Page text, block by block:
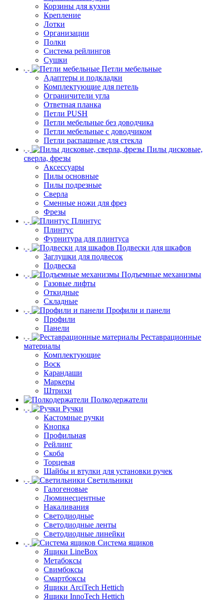
Корзины для кухни
Крепление
Лотки
Организации
Полки
Система рейлингов
Сушки
Петли мебельные
Адаптеры и подкладки
Комплектующие для петель
Ограничители угла
Ответная планка
Петли PUSH
Петли мебельные без доводчика
Петли мебельные с доводчиком
Петли распашные для стекла
Пилы дисковые,
сверла, фрезы
Аксессуары
Пилы основные
Пилы подрезные
Сверла
Сменные ножи для фрез
Фрезы
Плинтус
Плинтус
Фурнитура для плинтуса
Подвески для шкафов
Заглушки для подвесок
Подвеска
Подъемные механизмы
Газовые лифты
Откидные
Складные
Профили и панели
Профили
Панели
Реставрационные
материалы
Комплектующие
Воск
Карандаши
Маркеры
Штрихи
Полкодержатели
Ручки
Кастомные ручки
Кнопка
Профильная
Рейлинг
Скоба
Торцевая
Шайбы и втулки для установки ручек
Светильники
Галогеновые
Люминесцентные
Накаливания
Светодиодные
Светодиодные ленты
Светодиодные линейки
Система ящиков
Ящики LineBox
Метабоксы
Свимбоксы
Смартбоксы
Ящики ArciTech Hettich
Ящики InnoTech Hettich